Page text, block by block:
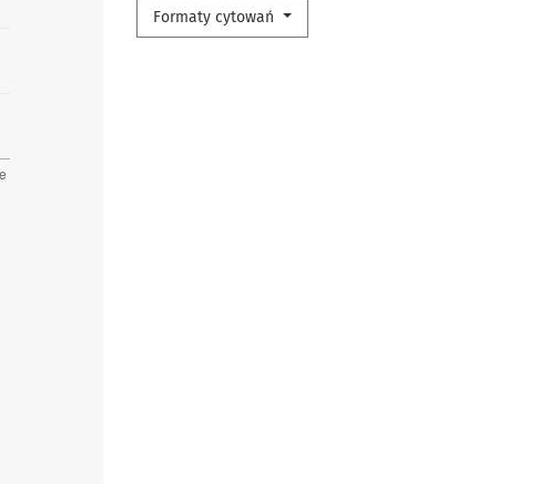
Formaty cytowań